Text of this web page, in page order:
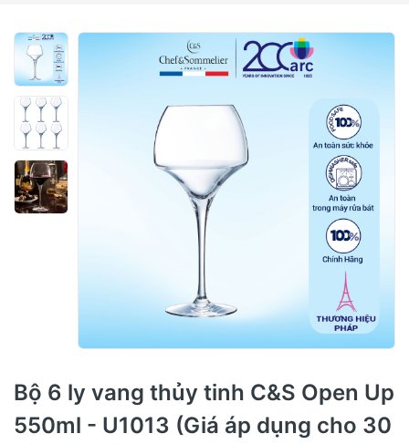
Bộ 6 ly vang thủy tinh C&S Open Up
550ml - U1013 (Giá áp dụng cho 30